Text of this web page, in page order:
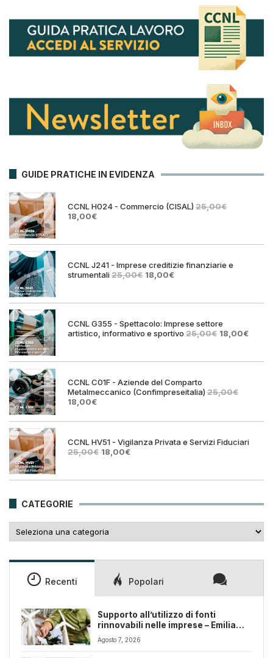
GUIDE PRATICHE IN EVIDENZA
CCNL H024 - Commercio (CISAL) 25,00€
Il
era:
18,00€Il
è:
CCNL J241 - Imprese creditizie finanziarie e
strumentali25,00€ Il
era:
18,00€Il
è:
CCNL G355 - Spettacolo: Imprese settore
artistico, informativo e sportivo 25,00€ Il
era:
18,00€Il
è:
CCNL C01F - Aziende del Comparto
Metalmeccanico (Confimpreseitalia) 25,00€
Il
originale
25,00€.
18,00€Il
attuale
18,00€.
CCNL HV51 - Vigilanza Privata e Servizi Fiduciari
25,00€ Il
era:
18,00€Il
è:
CATEGORIE
Recenti Popolari
Supporto all’utilizzo di fonti
rinnovabili nelle imprese – Emilia
Romagna
Agosto 7, 2026